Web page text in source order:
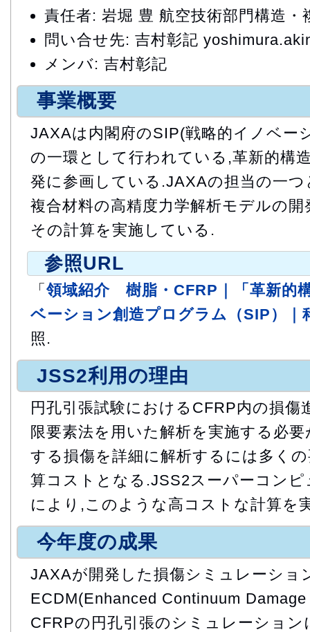
責任者: 岩堀 豊 航空技術部門構造
問い合せ先: 吉村彰記
メンバ: 吉村彰記
事業概要
JAXAは内閣府のSIP(戦略的イノベー
の一環として行われている,革新的構
発に参画している.JAXAの担当の一
複合材料の高精度力学解析モデルの
その計算を実施している.
参照URL
「領域紹介 樹脂・CFRP｜「革新的
ベーション創造プログラム（SIP）｜
照.
JSS2利用の理由
円孔引張試験におけるCFRP内の損傷
限要素法を用いた解析を実施する必
する損傷を詳細に解析するには多く
算コストとなる.JSS2スーパーコン
により,このような高コストな計算を
今年度の成果
JAXAが開発した損傷シミュレーショ
ECDM(Enhanced Continuum
CFRPの円孔引張のシミュレーショ